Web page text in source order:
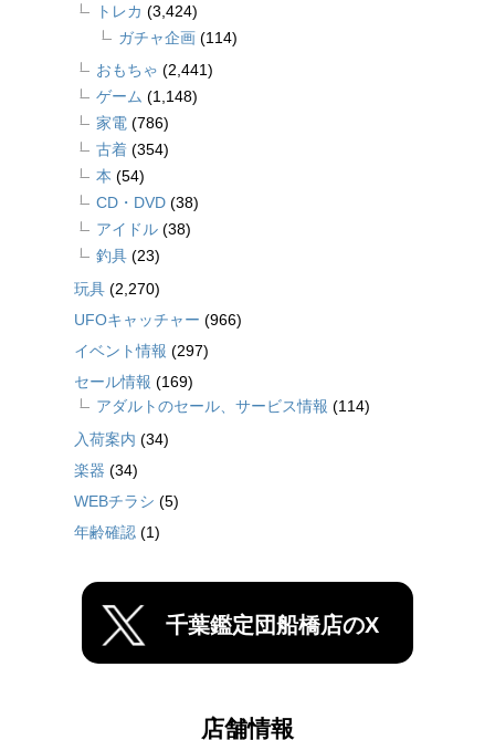
トレカ (3,424)
ガチャ企画 (114)
おもちゃ (2,441)
ゲーム (1,148)
家電 (786)
古着 (354)
本 (54)
CD・DVD (38)
アイドル (38)
釣具 (23)
玩具 (2,270)
UFOキャッチャー (966)
イベント情報 (297)
セール情報 (169)
アダルトのセール、サービス情報 (114)
入荷案内 (34)
楽器 (34)
WEBチラシ (5)
年齢確認 (1)
千葉鑑定団船橋店のX
店舗情報